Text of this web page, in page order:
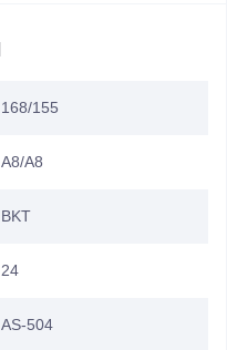
168/155
A8/A8
BKT
24
AS-504